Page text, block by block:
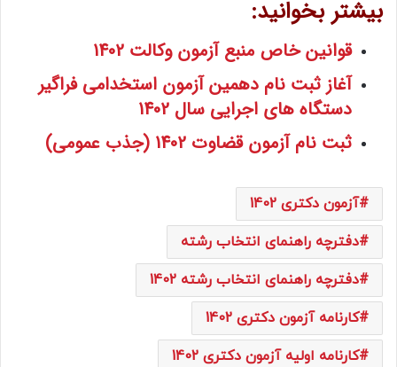
بیشتر بخوانید:
قوانین خاص منبع آزمون وکالت 1402
آغاز ثبت نام دهمین آزمون استخدامی فراگیر
دستگاه های اجرایی سال 1402
ثبت نام آزمون قضاوت 1402 (جذب عمومی)
آزمون دکتری 1402
دفترچه راهنمای انتخاب رشته
دفترچه راهنمای انتخاب رشته 1402
کارنامه آزمون دکتری 1402
کارنامه اولیه آزمون دکتری 1402